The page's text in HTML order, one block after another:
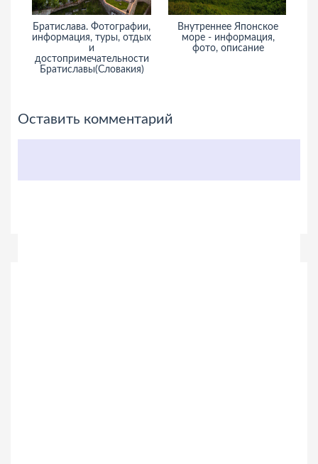
Внутреннее Японское
море - информация,
фото, описание
Водопад Сан-Рафаэль -
информация, фото,
описание, туры
Оставить комментарий